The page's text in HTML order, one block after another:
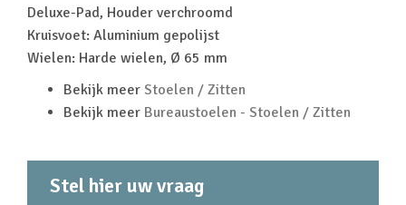
Deluxe-Pad, Houder verchroomd
Kruisvoet: Aluminium gepolijst
Wielen: Harde wielen, Ø 65 mm
Bekijk meer Stoelen / Zitten
Bekijk meer Bureaustoelen - Stoelen / Zitten
Stel hier uw vraag